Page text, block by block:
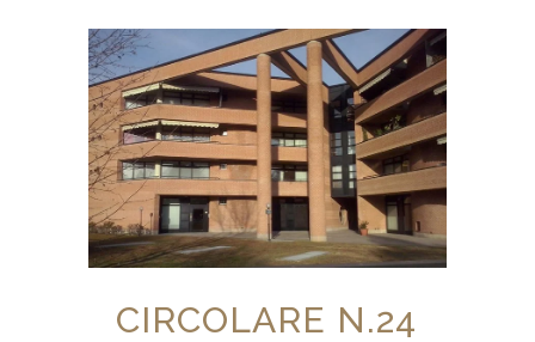
CIRCOLARE N.24